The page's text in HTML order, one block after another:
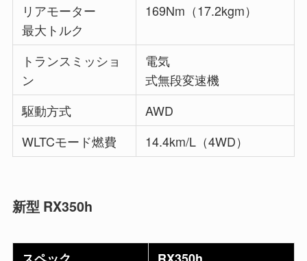
リアモーター
最大トルク
169Nm（17.2kgm）
トランスミッショ
ン
電気
式無段変速機
駆動方式
AWD
WLTCモード燃費
14.4km/L（4WD）
新型 RX350h